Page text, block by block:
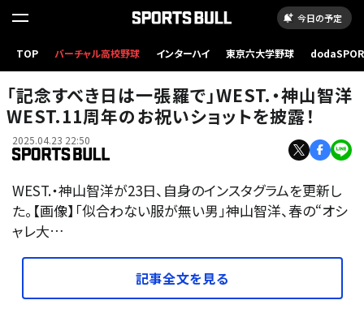
今日の予定
TOP バーチャル高校野球 インターハイ 東京六大学野球
「記念すべき日は一張羅で」WEST.・神山智洋
WEST.11周年のお祝いショットを披露！
2025.04.23 22:50
WEST.・神山智洋が23日、自身のインスタグラムを更新し
た。【画像】「似合わない服が無い男」神山智洋、春の“オシ
ャレ大…
記事全文を見る